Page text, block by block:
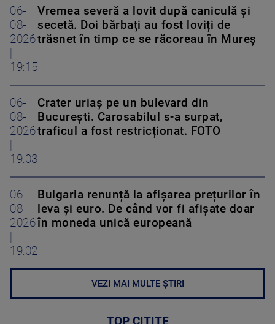
06-
08-
2026
19:15
Vremea severă a lovit după caniculă și
secetă. Doi bărbați au fost loviți de
trăsnet în timp ce se răcoreau în Mureș
06-
08-
2026
19:03
Crater uriaș pe un bulevard din
București. Carosabilul s-a surpat,
traficul a fost restricționat. FOTO
06-
08-
2026
19:02
Bulgaria renunță la afișarea prețurilor în
leva și euro. De când vor fi afișate doar
în moneda unică europeană
VEZI MAI MULTE ȘTIRI